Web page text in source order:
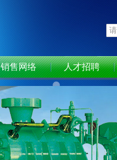
销售网络 人才招聘